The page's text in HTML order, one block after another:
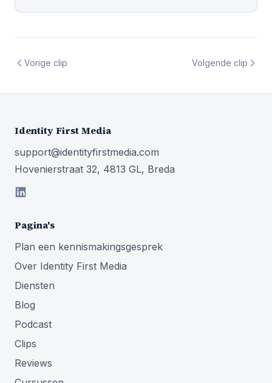
Vorige clip Volgende clip
Identity First Media
support@identityfirstmedia.com
Hovenierstraat 32, 4813 GL, Breda
Pagina's
Plan een kennismakingsgesprek
Over Identity First Media
Diensten
Blog
Podcast
Clips
Reviews